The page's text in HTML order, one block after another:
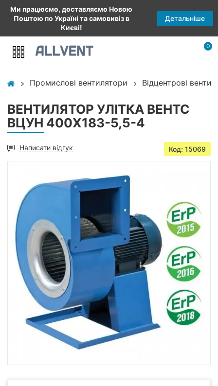
Ми працюємо, доставляємо Новою
Поштою по Україні та самовивіз в
Києві!
Детальніше
0
Промислові вентилятори Відцентрові
ВЕНТИЛЯТОР УЛІТКА ВЕНТС
ВЦУН 400X183-5,5-4
Написати відгук Код: 15069